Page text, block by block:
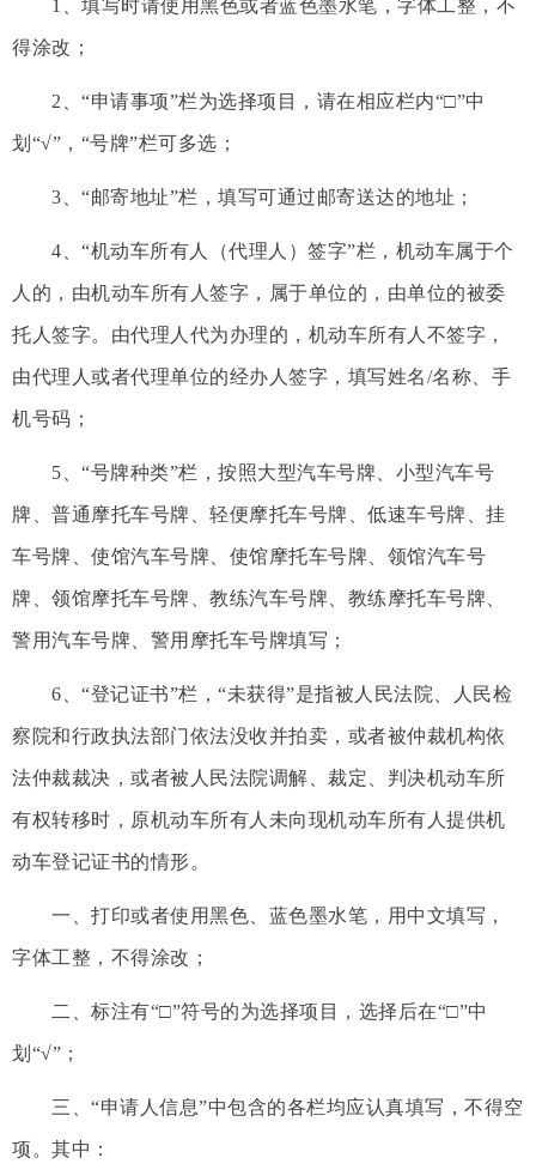
1、填写时请使用黑色或者蓝色墨水笔，字体工整，不
得涂改；
2、“申请事项”栏为选择项目，请在相应栏内“□”中
划“√”，“号牌”栏可多选；
3、“邮寄地址”栏，填写可通过邮寄送达的地址；
4、“机动车所有人（代理人）签字”栏，机动车属于个
人的，由机动车所有人签字，属于单位的，由单位的被委
托人签字。由代理人代为办理的，机动车所有人不签字，
由代理人或者代理单位的经办人签字，填写姓名/名称、手
机号码；
5、“号牌种类”栏，按照大型汽车号牌、小型汽车号
牌、普通摩托车号牌、轻便摩托车号牌、低速车号牌、挂
车号牌、使馆汽车号牌、使馆摩托车号牌、领馆汽车号
牌、领馆摩托车号牌、教练汽车号牌、教练摩托车号牌、
警用汽车号牌、警用摩托车号牌填写；
6、“登记证书”栏，“未获得”是指被人民法院、人民检
察院和行政执法部门依法没收并拍卖，或者被仲裁机构依
法仲裁裁决，或者被人民法院调解、裁定、判决机动车所
有权转移时，原机动车所有人未向现机动车所有人提供机
动车登记证书的情形。
一、打印或者使用黑色、蓝色墨水笔，用中文填写，
字体工整，不得涂改；
二、标注有“□”符号的为选择项目，选择后在“□”中
划“√”；
三、“申请人信息”中包含的各栏均应认真填写，不得空
项。其中：